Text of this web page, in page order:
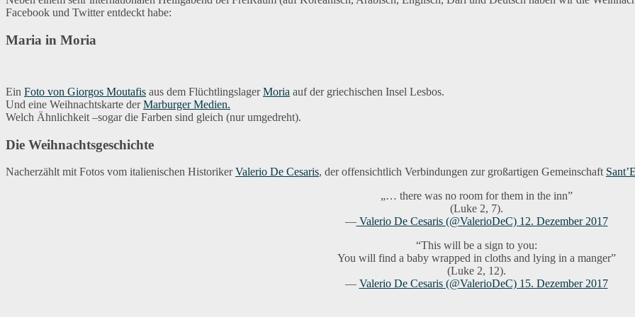
Facebook und Twitter entdeckt habe:
Maria in Moria
Ein Foto von Giorgos Moutafis aus dem FlüchtlingslagerMoria auf der griechischen Insel Lesbos.
Und eine Weihnachtskarte derMarburger Medien.
Welch Ähnlichkeit –sogar die Farben sind gleich (nur umgedreht).
Die Weihnachtsgeschichte
Nacherzählt mit Fotos vom italienischen HistorikerValerio De Cesaris, der offensichtlich Verbindungen zur großartigen Gemeinschaft
„… there was no room for them in the inn”
(Luke 2, 7).
—Valerio De Cesaris (@ValerioDeC) 12. Dezember 2017
“This will be a sign to you:
You will find a baby wrapped in cloths and lying in a manger”
(Luke 2, 12).
— Valerio De Cesaris (@ValerioDeC) 15. Dezember 2017